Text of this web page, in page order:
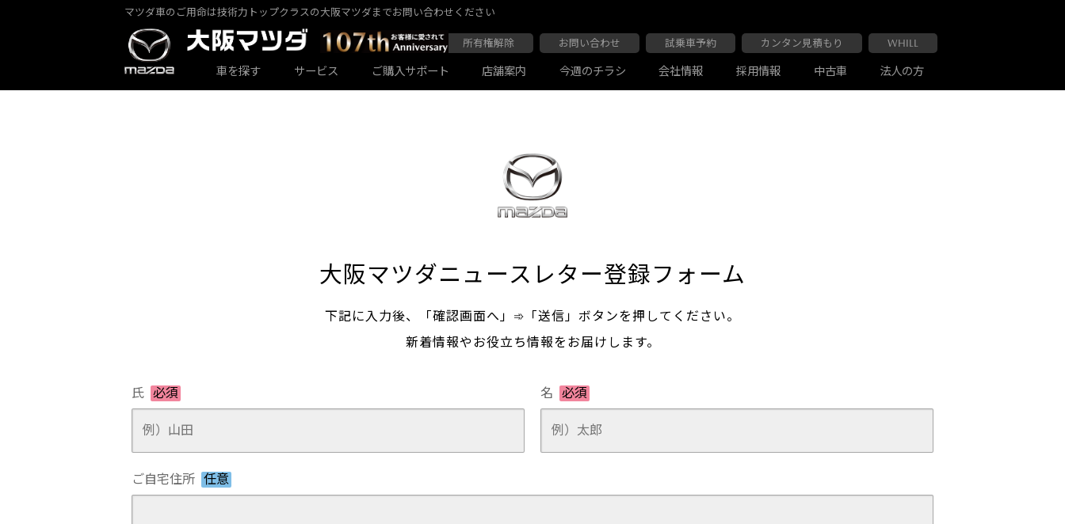
マツダ車のご用命は技術力トップクラスの大阪マツダまでお問い合わせください
所有権解除 お問い合わせ 試乗車予約 カンタン見積もり WHILL
車を探す
カーラインナップ一覧
サービス
サービス・アフターケアTOP
マツダ自動車保険スカイプラス JAF
ご購入サポート 店舗案内
大阪マツダ店舗一覧
大阪マツダ 関目高殿本店 大阪マツダ 枚方店
今週のチラシ 会社情報
会社情報
採用情報 中古車 法人の方
大阪マツダニュースレター登録フォーム
下記に入力後、「確認画面へ」➾「送信」ボタンを押してください。
新着情報やお役立ち情報をお届けします。
氏 必須 名 必須
ご自宅住所 任意